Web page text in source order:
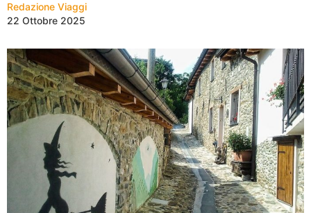
Redazione Viaggi
22 Ottobre 2025